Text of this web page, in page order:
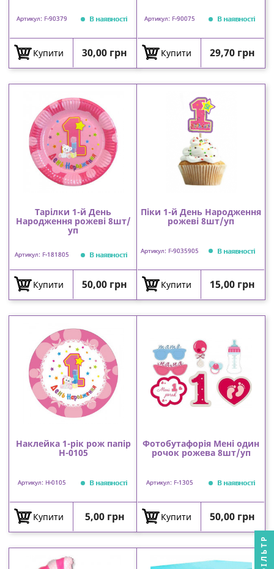
Артикул: F-90379 В наявності
Купити Ціна
30,00 грн
Артикул: F-90075 В наявності
Купити Ціна
29,70 грн
Тарілки 1-й День
Народження рожеві 8шт/
уп
Артикул: F-181805 В наявності
Купити Ціна
50,00 грн
Піки 1-й День Народження
рожеві 8шт/уп
Артикул: F-9035905 В наявності
Купити Ціна
15,00 грн
Наклейка 1-рік рож папір
Н-0105
Артикул: Н-0105 В наявності
Купити Ціна
5,00 грн
Фотобутафорія Мені один
рочок рожева 8шт/уп
Артикул: F-1305 В наявності
Купити Ціна
50,00 грн
ФІЛЬТР